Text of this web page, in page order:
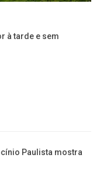
à tarde e sem
Paulista mostra